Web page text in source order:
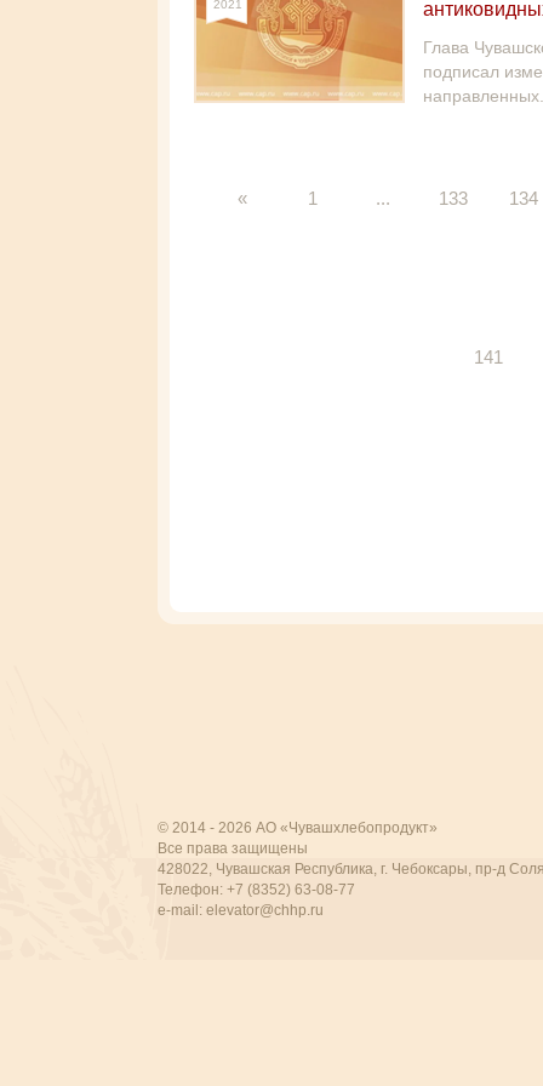
Глава
подписал
2021
« 1 ... 133 134
141
© 2014 - 2026 АО «Чувашхлебопродукт»
Все права защищены
428022, Чувашская Республика, г. Чебоксары, пр-д
Телефон: +7 (8352) 63-08-77
e-mail: elevator@chhp.ru